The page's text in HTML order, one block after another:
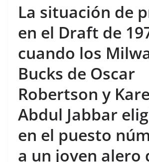
La situación de
en el Draft de
cuando los
Bucks de Oscar
Robertson y
Abdul Jabbar
en el puesto
a un joven alero